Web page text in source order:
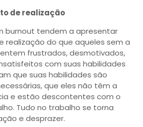
de realização
burnout tendem a apresentar
realização do que aqueles sem a
frustrados, desmotivados,
com suas habilidades
que suas habilidades são
que eles não têm a
e estão descontentes com o
Tudo no trabalho se torna
e desprazer.